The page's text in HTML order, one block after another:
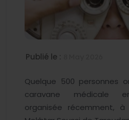
Publié le :
Quelque 500 personnes
caravane médicale
organisée récemment, à